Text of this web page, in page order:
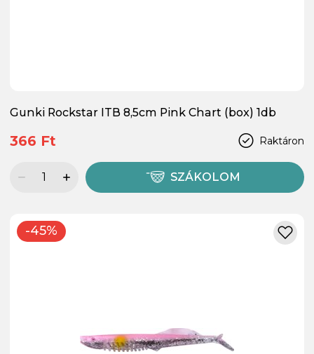
Gunki Rockstar ITB 8,5cm Pink Chart (box) 1db
Raktáron
366 Ft
SZÁKOLOM
-45%